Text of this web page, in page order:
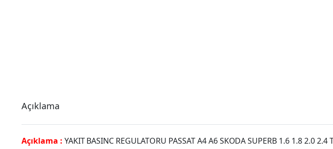
Açıklama
Açıklama : YAKIT BASINC REGULATORU PASSAT A4 A6 SKODA SUPERB 1.6 1.8 2.0